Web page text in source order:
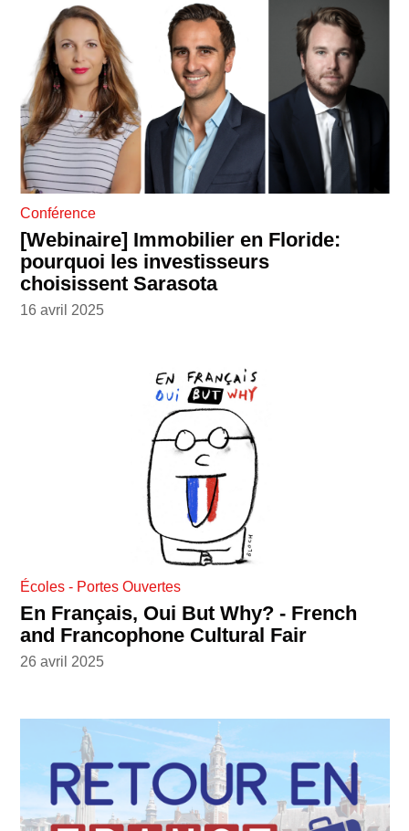
Conférence
[Webinaire] Immobilier en Floride:
pourquoi les investisseurs
choisissent Sarasota
16 avril 2025
Écoles - Portes Ouvertes
En Français, Oui But Why? - French
and Francophone Cultural Fair
26 avril 2025